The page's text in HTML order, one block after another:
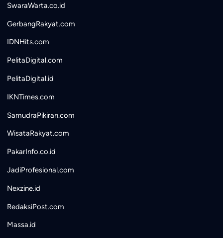
SwaraWarta.co.id
GerbangRakyat.com
IDNHits.com
PelitaDigital.com
PelitaDigital.id
IKNTimes.com
SamudraPikiran.com
WisataRakyat.com
PakarInfo.co.id
JadiProfesional.com
Nexzine.id
RedaksiPost.com
Massa.id